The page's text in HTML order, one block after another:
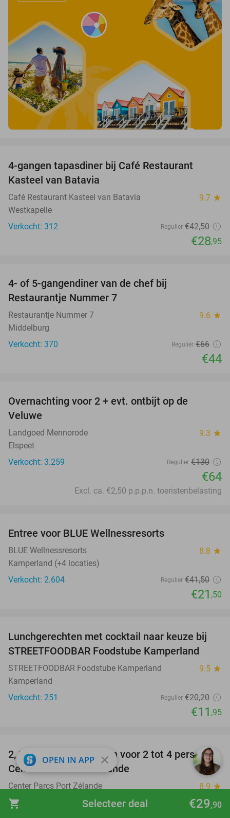
shopping_cart €29,90
Selecteer deal
4-gangen tapasdiner bij Café Restaurant
Kasteel van Batavia
Café Restaurant Kasteel van Batavia 9.7 star
Westkapelle
Verkocht: 312
Regulier €42,50
€28,95
4- of 5-gangendiner van de chef bij
Restaurantje Nummer 7
Restaurantje Nummer 7 9.6 star
Middelburg
Verkocht: 370
Regulier €66
€44
Overnachting voor 2 + evt. ontbijt op de
Veluwe
Landgoed Mennorode 9.3 star
Elspeet
Verkocht: 3.259
Regulier €130
€64
Excl. ca. €2,50 p.p.p.n. toeristenbelasting
Entree voor BLUE Wellnessresorts
BLUE Wellnessresorts 8.8 star
Kamperland (+4 locaties)
Verkocht: 2.604
Regulier €41,50
€21 ,50
41%
Lunchgerechten met cocktail naar keuze bij
STREETFOODBAR Foodstube Kamperland
STREETFOODBAR Foodstube Kamperland 9.5 star
Kamperland
Verkocht: 251
Regulier €20,20
€11 ,95
17%
2, 3 of 4 overnachtingen voor 2 tot 4 pers. bij
Center Parcs Port Zélande
Center Parcs Port Zélande 8.9 star
Ouddorp
OPEN IN APP close